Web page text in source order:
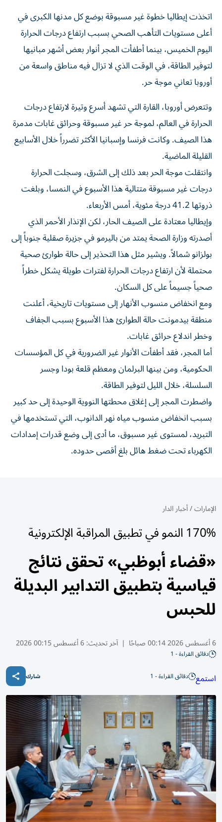
اتخذت إيطاليا خطوة غير مسبوقة بوضع كل مدنها الكبرى في
أعلى مستويات التأهب الصحي ‌بسبب ارتفاع درجات الحرارة
اليوم الخميس، بينما أطفأت المجر ​أنوار ⁠بعض أشهر مبانيها
لتوفير الطاقة، في ‌الوقت الذي لا تزال ‌فيه مناطق واسعة من
أوروبا تعاني موجة حر.
وتتعرض أوروبا، القارة التي تشهد أسرع وتيرة لارتفاع ‌درجات
الحرارة في العالم، لموجة حر غير مسبوقة وحرائق ⁠غابات مدمرة
هذا الصيف. وكانت فرنسا وإسبانيا الأكثر تضرراً خلال الأسابيع
القليلة الماضية.
وانتقلت موجة الحر بعد ذلك إلى الشرق، وسجلت الحرارة
درجات غير مسبوقة متتالية هذا الأسبوع في النمسا، وبلغت
ذروتها 41.2 درجة مئوية، ​أمس الأربعاء.
وإيطاليا معتادة على الصيف الحار، لكن ‌الإنذار الأحمر الذي
أصدرته وزارة الصحة يمتد من باليرمو في جزيرة صقلية جنوباً إلى
بولزانو شمالاً. ويشير مثل ⁠هذا التحذير إلى حالة طوارئ صحية
محتملة لأن ارتفاع درجات الحرارة لفترات طويلة يشكل خطراً
صحياً جسيماً على كل ​السكان.
ومع ‌انخفاض منسوب الأنهار إلى مستويات تاريخية، أعلنت
‌منطقة بيدمونت حالة الطوارئ هذا الأسبوع بسبب الجفاف
وخطر اندلاع حرائق غابات.
أما المجر، فقد أطفأت الأنوار غير الضرورية في ‌كل المؤسسات
الحكومية، ‌ومن بينها البرلمان ومعظم ⁠قلعة بودا وجسر
السلسلة، خلال الليل لتوفير ‌الطاقة.
واضطرت المجر إلى إغلاق محطتها النووية الوحيدة إلى حد كبير
بسبب انخفاض منسوب مياه نهر ⁠الدانوب، التي تستخدمها في
التبريد، لمستوى غير ​مسبوق، ما أدى إلى وضع قدرات إمدادات
الكهرباء تحت ضغط هائل بلغ أقصى حدوده.
الإمارات/أخبار الدار
170% النمو في تطبيق المراقبة الإلكترونية
«قضاء أبوظبي» تحقق نتائج
قياسية بتطبيق التدابير البديلة
للحبس
6 أغسطس 2026 00:14 صباحًا | آخر تحديث:6 أغسطس 00:15 2026
دقائق القراءة - 1
استمع دقائق القراءة - 1 شارك